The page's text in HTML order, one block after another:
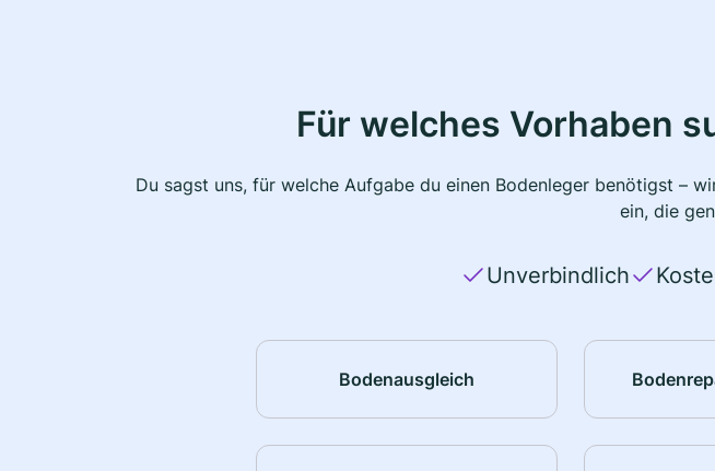
Für welches Vorhaben
Du sagst uns, für welche Aufgabe du einen Bodenleger benötigst –
ein, die
Unverbindlich
Bodenausgleich